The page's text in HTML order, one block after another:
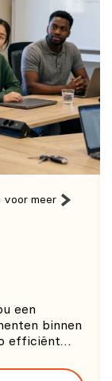
voor meer
een
binnen
efficiënt
kan laten